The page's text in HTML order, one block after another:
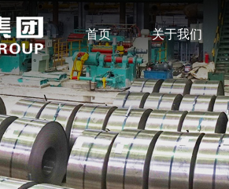
首页 关于我们